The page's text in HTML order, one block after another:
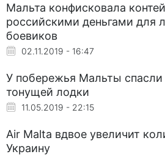
Мальта конфисковала
российскими деньгами для
боевиков
02.11.2019 - 16:47
У побережья Мальты спасли
тонущей лодки
11.05.2019 - 22:15
Air Malta вдвое увеличит
Украину